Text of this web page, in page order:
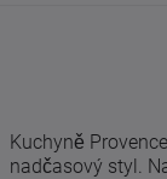
Kuchyně
nadčasový styl.